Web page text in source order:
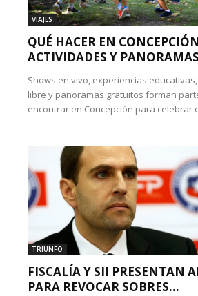
VIAJES
QUÉ HACER EN
ACTIVIDADES Y
Shows en vivo, experiencias
libre y panoramas gratuitos forman
encontrar en Concepción para celebrar
TRIUNFO
FISCALÍA Y SII PRESENTAN
PARA REVOCAR SOBRES...